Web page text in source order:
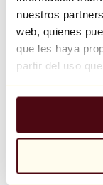
nuestros
web, quienes
que les haya
partir del uso
Balloon Dog
Jeff Koons
10.000 €